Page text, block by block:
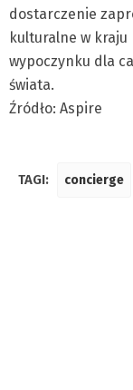
dostarczenie
kulturalne w kraju
wypoczynku dla
świata.
Źródło: Aspire
TAGI: concierge